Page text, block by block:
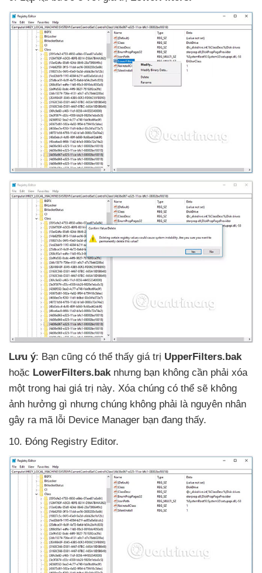
Lưu ý: Bạn cũng có thể thấy giá trị UpperFilters.bak
hoặc LowerFilters.bak nhưng bạn không cần phải xóa
một trong hai giá trị này. Xóa chúng có thể sẽ không
ảnh hưởng gì nhưng chúng không phải là nguyên nhân
gây ra mã lỗi Device Manager bạn đang thấy.
10. Đóng Registry Editor.